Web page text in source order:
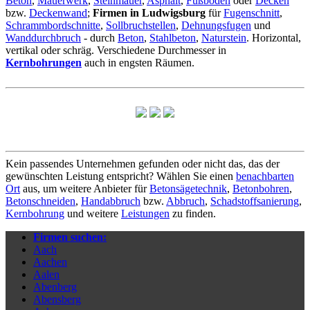
bzw. Deckenwand; Firmen in Ludwigsburg fürFugenschnitt,
Schrammbordschnitte, Sollbruchstellen, Dehnungsfugen und
Wanddurchbruch - durch Beton, Stahlbeton, Naturstein. Horizontal,
vertikal oder schräg. Verschiedene Durchmesser in
Kernbohrungen auch in engsten Räumen.
Kein passendes Unternehmen gefunden oder nicht das, das der
gewünschten Leistung entspricht? Wählen Sie einen benachbarten
Ort aus, um weitere Anbieter fürBetonsägetechnik, Betonbohren,
Betonschneiden, Handabbruch bzw. Abbruch, Schadstoffsanierung,
Kernbohrung und weitere Leistungen zu finden.
Firmen suchen:
Aach
Aachen
Aalen
Abenberg
Abensberg